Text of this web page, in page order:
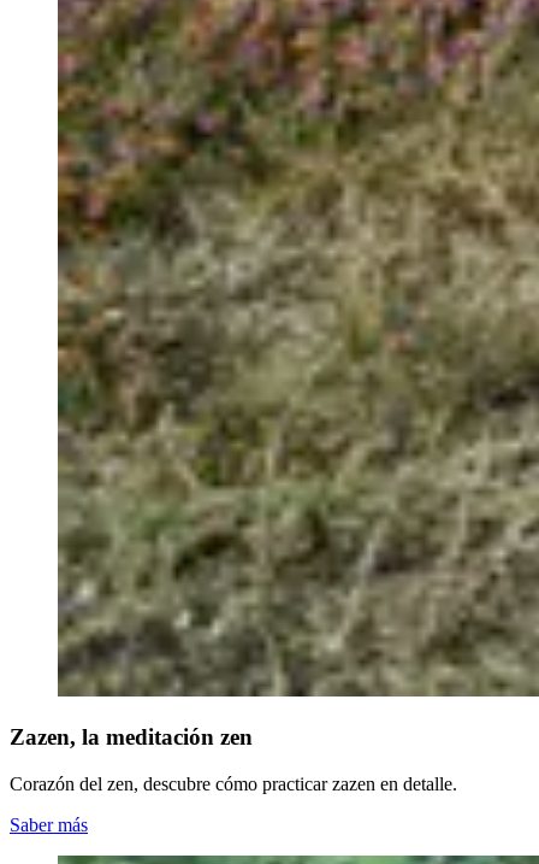
Zazen, la meditación zen
Corazón del zen, descubre cómo practicar zazen en detalle.
Saber más